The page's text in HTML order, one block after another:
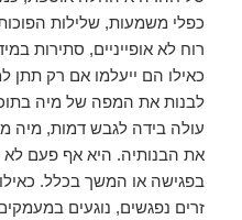
כפלי משמעות, שלילות
רוח לא אופייניים, סתירות
כאילו הם ייעלמו אם רק
לבנות את המפה של מיה
עולה בידה לגבש דמות, מיה
את הבנותיה. היא אף פעם
בפגישה או המשך בכלל.
זרים נפגשים, נוגעים